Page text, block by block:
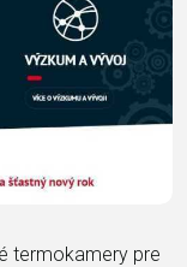
termokamery pre